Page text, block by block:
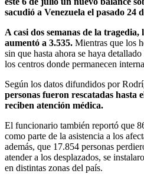
sacudió a Venezuela el pasado 24
A casi dos semanas de la
aumentó a 3.535. Mientras que los
sin que hasta ahora se haya
los centros donde permanecen
Según los datos difundidos por
personas fueron rescatadas hasta
reciben atención médica.
El funcionario también reportó que
como parte de la asistencia a los
además, que 17.854 personas
atender a los desplazados, se
en distintas zonas del país.